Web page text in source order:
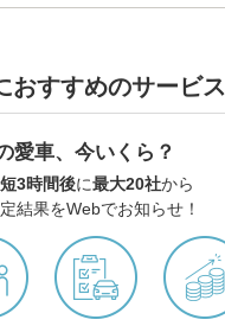
おすすめのサービス
愛車、今いくら？
3時間後に最大20社から
結果をWebでお知らせ！